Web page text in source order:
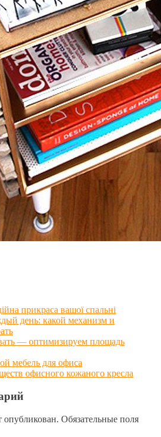
прикраса вашої спальні
день: какой механизм и
— оптимизируем площадь
мебель для офиса
офисного кожаного кресла
опубликован. Обязательные поля